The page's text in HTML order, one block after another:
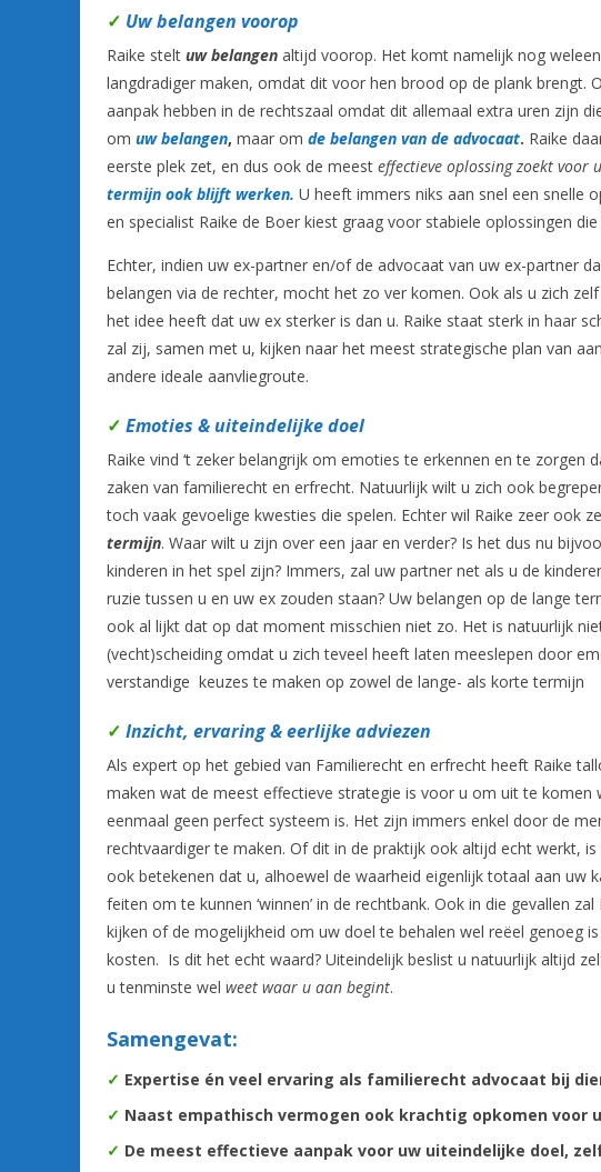
✓ Uw belangen voorop
Raike stelt uw belangen altijd voorop. Het komt namelijk nog
langdradiger maken, omdat dit voor hen brood op de plank brengt.
aanpak hebben in de rechtszaal omdat dit allemaal extra uren zijn
om uw belangen, maar om de belangen van de advocaat. Raike
eerste plek zet, en dus ook de meest effectieve oplossing zoekt voor u
termijn ook blijft werken. U heeft immers niks aan snel een snelle
en specialist Raike de Boer kiest graag voor stabiele oplossingen
Echter, indien uw ex-partner en/of de advocaat van uw ex-partner
belangen via de rechter, mocht het zo ver komen. Ook als u zich
het idee heeft dat uw ex sterker is dan u. Raike staat sterk in haar
zal zij, samen met u, kijken naar het meest strategische plan van
andere ideale aanvliegroute.
✓ Emoties & uiteindelijke doel
Raike vind ‘t zeker belangrijk om emoties te erkennen en te
zaken van familierecht en erfrecht. Natuurlijk wilt u zich ook
toch vaak gevoelige kwesties die spelen. Echter wil Raike zeer ook
termijn. Waar wilt u zijn over een jaar en verder? Is het dus nu
kinderen in het spel zijn? Immers, zal uw partner net als u de
ruzie tussen u en uw ex zouden staan? Uw belangen op de lange
ook al lijkt dat op dat moment misschien niet zo. Het is natuurlijk
(vecht)scheiding omdat u zich teveel heeft laten meeslepen door
verstandige keuzes te maken op zowel de lange- als korte termijn
✓ Inzicht, ervaring & eerlijke adviezen
Als expert op het gebied van Familierecht en erfrecht heeft Raike
maken wat de meest effectieve strategie is voor u om uit te
eenmaal geen perfect systeem is. Het zijn immers enkel door de
rechtvaardiger te maken. Of dit in de praktijk ook altijd echt werkt,
ook betekenen dat u, alhoewel de waarheid eigenlijk totaal aan
feiten om te kunnen ‘winnen’ in de rechtbank. Ook in die gevallen zal
kijken of de mogelijkheid om uw doel te behalen wel reëel genoeg
kosten. Is dit het echt waard? Uiteindelijk beslist u natuurlijk altijd
u tenminste wel weet waar u aan begint.
Samengevat:
✓ Expertise én veel ervaring als familierecht advocaat bij
✓ Naast empathisch vermogen ook krachtig opkomen voor
✓ De meest effectieve aanpak voor uw uiteindelijke doel,